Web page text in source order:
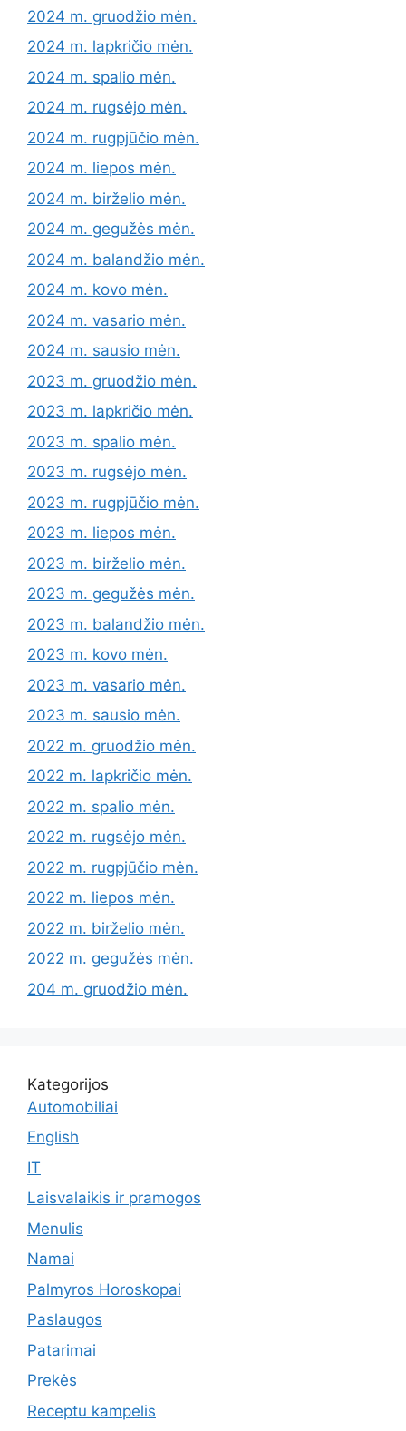
2024 m. gruodžio mėn.
2024 m. lapkričio mėn.
2024 m. spalio mėn.
2024 m. rugsėjo mėn.
2024 m. rugpjūčio mėn.
2024 m. liepos mėn.
2024 m. birželio mėn.
2024 m. gegužės mėn.
2024 m. balandžio mėn.
2024 m. kovo mėn.
2024 m. vasario mėn.
2024 m. sausio mėn.
2023 m. gruodžio mėn.
2023 m. lapkričio mėn.
2023 m. spalio mėn.
2023 m. rugsėjo mėn.
2023 m. rugpjūčio mėn.
2023 m. liepos mėn.
2023 m. birželio mėn.
2023 m. gegužės mėn.
2023 m. balandžio mėn.
2023 m. kovo mėn.
2023 m. vasario mėn.
2023 m. sausio mėn.
2022 m. gruodžio mėn.
2022 m. lapkričio mėn.
2022 m. spalio mėn.
2022 m. rugsėjo mėn.
2022 m. rugpjūčio mėn.
2022 m. liepos mėn.
2022 m. birželio mėn.
2022 m. gegužės mėn.
204 m. gruodžio mėn.
Kategorijos
Automobiliai
English
IT
Laisvalaikis ir pramogos
Menulis
Namai
Palmyros Horoskopai
Paslaugos
Patarimai
Prekės
Receptu kampelis